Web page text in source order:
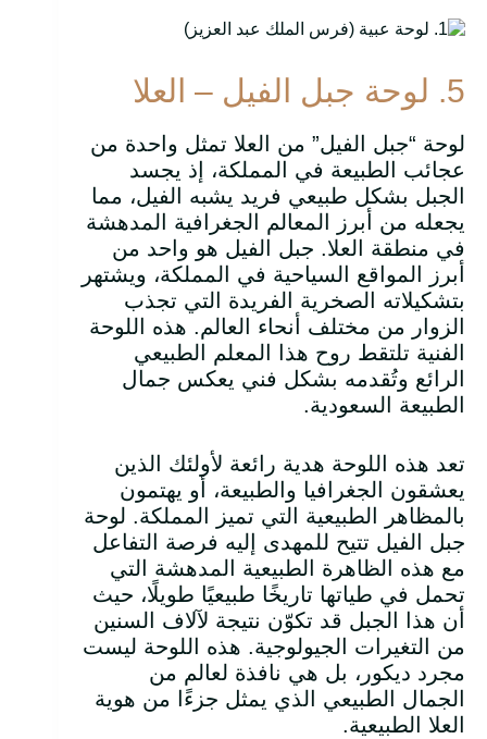
5. لوحة جبل الفيل – العلا
لوحة “جبل الفيل” من العلا تمثل واحدة من
عجائب الطبيعة في المملكة، إذ يجسد
الجبل بشكل طبيعي فريد يشبه الفيل، مما
يجعله من أبرز المعالم الجغرافية المدهشة
في منطقة العلا. جبل الفيل هو واحد من
أبرز المواقع السياحية في المملكة، ويشتهر
بتشكيلاته الصخرية الفريدة التي تجذب
الزوار من مختلف أنحاء العالم. هذه اللوحة
الفنية تلتقط روح هذا المعلم الطبيعي
الرائع وتُقدمه بشكل فني يعكس جمال
الطبيعة السعودية.
تعد هذه اللوحة هدية رائعة لأولئك الذين
يعشقون الجغرافيا والطبيعة، أو يهتمون
بالمظاهر الطبيعية التي تميز المملكة. لوحة
جبل الفيل تتيح للمهدى إليه فرصة التفاعل
مع هذه الظاهرة الطبيعية المدهشة التي
تحمل في طياتها تاريخًا طبيعيًا طويلًا، حيث
أن هذا الجبل قد تكوّن نتيجة لآلاف السنين
من التغيرات الجيولوجية. هذه اللوحة ليست
مجرد ديكور، بل هي نافذة لعالم من
الجمال الطبيعي الذي يمثل جزءًا من هوية
العلا الطبيعية.